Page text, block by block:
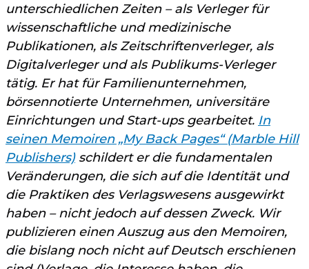
unterschiedlichen Zeiten – als Verleger für
wissenschaftliche und medizinische
Publikationen, als Zeitschriftenverleger, als
Digitalverleger und als Publikums-Verleger
tätig. Er hat für Familienunternehmen,
börsennotierte Unternehmen, universitäre
Einrichtungen und Start-ups gearbeitet. In
seinen Memoiren „My Back Pages“ (Marble Hill
Publishers)schildert er die fundamentalen
Veränderungen, die sich auf die Identität und
die Praktiken des Verlagswesens ausgewirkt
haben – nicht jedoch auf dessen Zweck. Wir
publizieren einen Auszug aus den Memoiren,
die bislang noch nicht auf Deutsch erschienen